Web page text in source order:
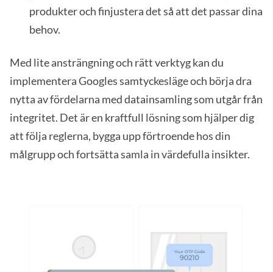
produkter och finjustera det så att det passar dina
behov.
Med lite ansträngning och rätt verktyg kan du
implementera Googles samtyckesläge och börja dra
nytta av fördelarna med datainsamling som utgår från
integritet. Det är en kraftfull lösning som hjälper dig
att följa reglerna, bygga upp förtroende hos din
målgrupp och fortsätta samla in värdefulla insikter.